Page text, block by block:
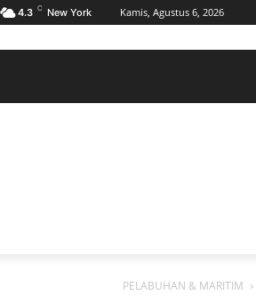
4.3 C New York Kamis, Agustus 6, 2026
PELABUHAN & MARITIM